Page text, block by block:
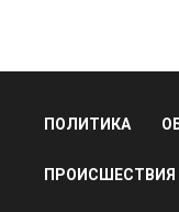
ПОЛИТИКА
ПРОИСШЕСТВИЯ